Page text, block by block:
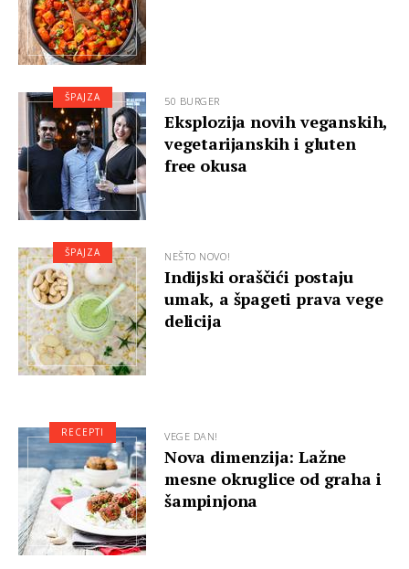
50 BURGER
Eksplozija novih veganskih,
vegetarijanskih i gluten
free okusa
ŠPAJZA
NEŠTO NOVO!
Indijski oraščići postaju
umak, a špageti prava vege
delicija
ŠPAJZA
VEGE DAN!
Nova dimenzija: Lažne
mesne okruglice od graha i
šampinjona
RECEPTI